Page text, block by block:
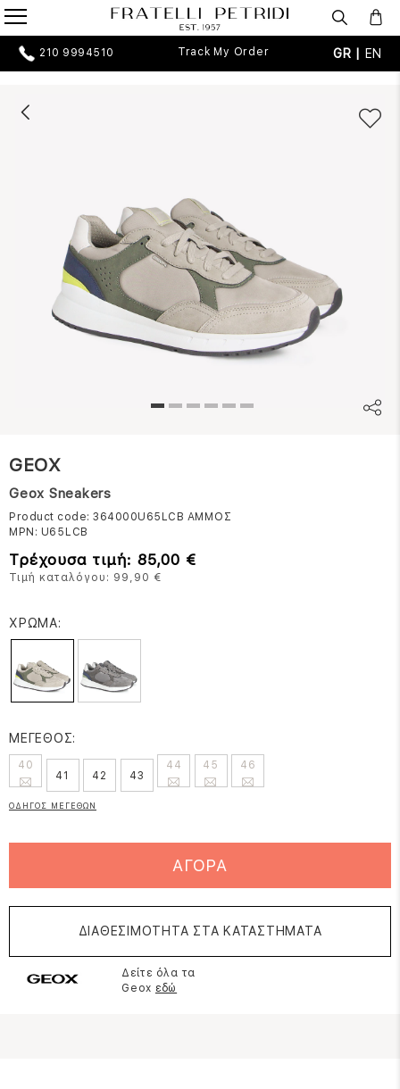
210 9994510 Track My Order GR | EN
GEOX
Geox Sneakers
Product code: 364000U65LCB ΑΜΜΟΣ
MPN: U65LCB
Τρέχουσα τιμή: 85,00 €
Τιμή καταλόγου: 99,90 €
ΧΡΩΜΑ:
ΜΕΓΕΘΟΣ:
40
41
42 43
44 45 46
ΟΔΗΓΟΣ ΜΕΓΕΘΩΝ
ΑΓΟΡΑ
ΔΙΑΘΕΣΙΜΟΤΗΤΑ ΣΤΑ ΚΑΤΑΣΤΗΜΑΤΑ
Δείτε όλα τα
Geox εδώ